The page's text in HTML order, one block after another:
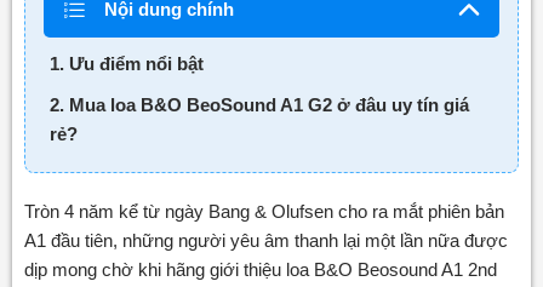
Nội dung chính
1. Ưu điểm nổi bật
2. Mua loa B&O BeoSound A1 G2 ở đâu uy tín giá
rẻ?
Tròn 4 năm kể từ ngày Bang & Olufsen cho ra mắt phiên bản
A1 đầu tiên, những người yêu âm thanh lại một lần nữa được
dịp mong chờ khi hãng giới thiệu loa B&O Beosound A1 2nd